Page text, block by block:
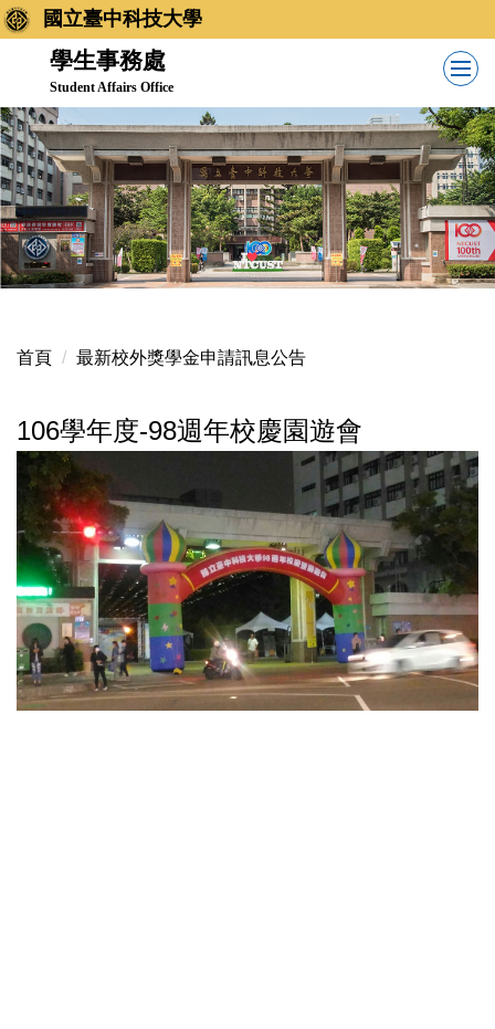
跳
到
內
容
區
國立臺中科技大學
學生事務處
Student Affairs Office
首頁 最新校外獎學金申請訊息公告
106學年度-98週年校慶園遊會